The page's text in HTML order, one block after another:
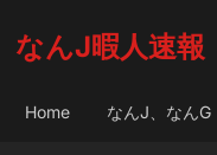
なんJ暇人速報
Home なんJ、なんG